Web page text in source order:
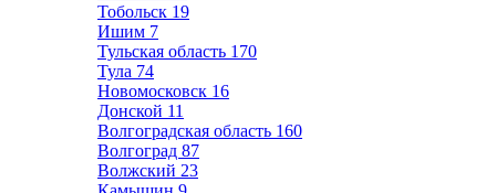
Тобольск 19
Ишим 7
Тульская область 170
Тула 74
Новомосковск 16
Донской 11
Волгоградская область 160
Волгоград 87
Волжский 23